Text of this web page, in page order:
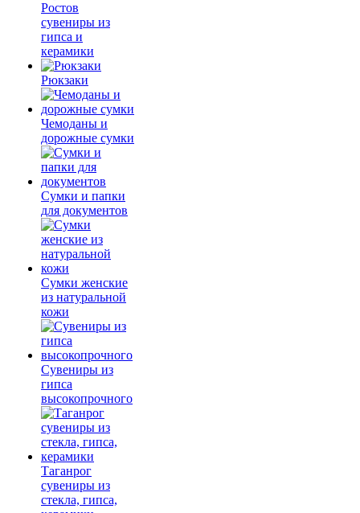
Ростов
сувениры из
гипса и
керамики
Рюкзаки
Чемоданы и
дорожные сумки
Сумки и папки
для документов
Сумки женские
из натуральной
кожи
Сувениры из
гипса
высокопрочного
Таганрог
сувениры из
стекла, гипса,